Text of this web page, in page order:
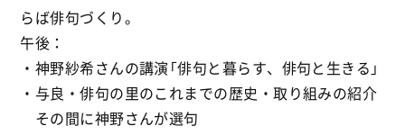
らば俳句づくり。
午後：
・神野紗希さんの講演「俳句と暮らす、俳句と生きる」
・与良・俳句の里のこれまでの歴史・取り組みの紹介
その間に神野さんが選句